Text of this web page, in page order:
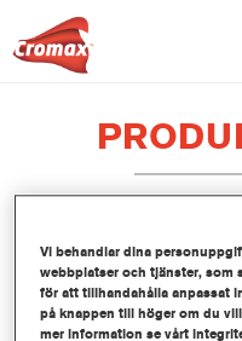
EV350 Imron®
PUR Matt
Artikelnummer
Vi behandlar dina
webbplatser och tjänster, som
för att tillhandahålla anpassat
på knappen till höger om du
mer information se vårt